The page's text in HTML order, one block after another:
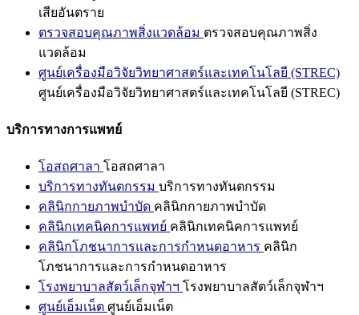
เสียอันตราย
ตรวจสอบคุณภาพสิ่งแวดล้อม ตรวจสอบคุณภาพสิ่ง
แวดล้อม
ศูนย์เครื่องมือวิจัยวิทยาศาสตร์และเทคโนโลยี (STREC)
ศูนย์เครื่องมือวิจัยวิทยาศาสตร์และเทคโนโลยี (STREC)
บริการทางการแพทย์
โอสถศาลา โอสถศาลา
บริการทางทันตกรรม บริการทางทันตกรรม
คลินิกกายภาพบำบัด คลินิกกายภาพบำบัด
คลินิกเทคนิคการแพทย์ คลินิกเทคนิคการแพทย์
คลินิกโภชนาการและการกำหนดอาหาร คลินิก
โภชนาการและการกำหนดอาหาร
โรงพยาบาลสัตว์เล็กจุฬาฯ โรงพยาบาลสัตว์เล็กจุฬาฯ
ศูนย์เอ็มเน็ต ศูนย์เอ็มเน็ต